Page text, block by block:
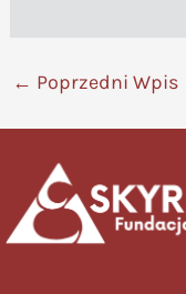
← Poprzedni Wpis